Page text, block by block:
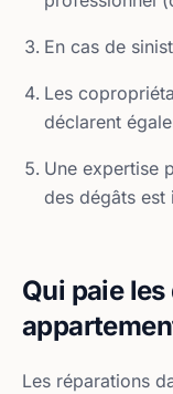
En cas de
Les
déclarent
Une expertise
des dégâts est
Qui paie
Les réparations